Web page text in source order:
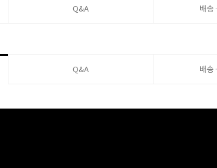
Q&A 배송
Q&A 배송